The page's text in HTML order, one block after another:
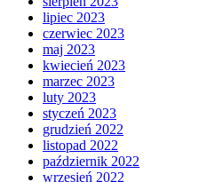
lipiec 2023
czerwiec 2023
maj 2023
kwiecień 2023
marzec 2023
luty 2023
styczeń 2023
grudzień 2022
listopad 2022
październik 2022
wrzesień 2022